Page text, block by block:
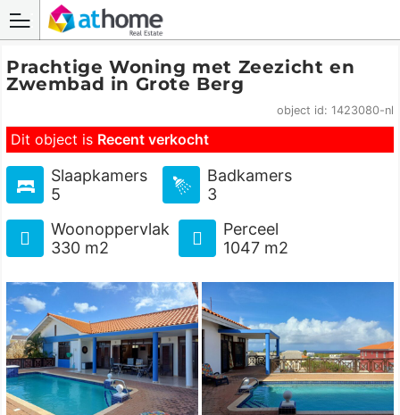
Prachtige Woning met Zeezicht en
Zwembad in Grote Berg
object id: 1423080-nl
Dit object is Recent verkocht
Slaapkamers
5
Badkamers
3
Woonoppervlak
330 m2
Perceel
1047 m2